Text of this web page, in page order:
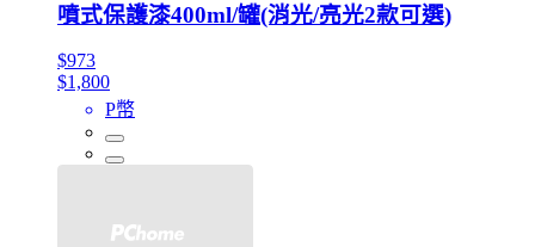
噴式保護漆400ml/罐(消光/亮光2款可選)
$973
$1,800
P幣